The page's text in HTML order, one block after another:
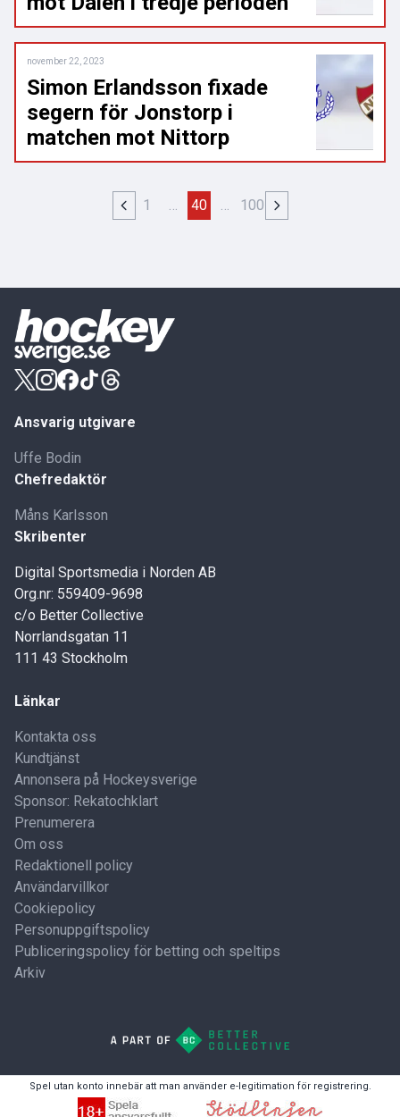
november 22, 2023
Simon Erlandsson fixade
segern för Jonstorp i
matchen mot Nittorp
1 … 40 … 100
Ansvarig utgivare
Uffe Bodin
Chefredaktör
Måns Karlsson
Skribenter
Digital Sportsmedia i Norden AB
Org.nr: 559409-9698
c/o Better Collective
Norrlandsgatan 11
111 43 Stockholm
Länkar
Kontakta oss
Kundtjänst
Annonsera på Hockeysverige
Sponsor: Rekatochklart
Prenumerera
Om oss
Redaktionell policy
Användarvillkor
Cookiepolicy
Personuppgiftspolicy
Publiceringspolicy för betting och speltips
Arkiv
Spel utan konto innebär att man använder e-legitimation för registrering.